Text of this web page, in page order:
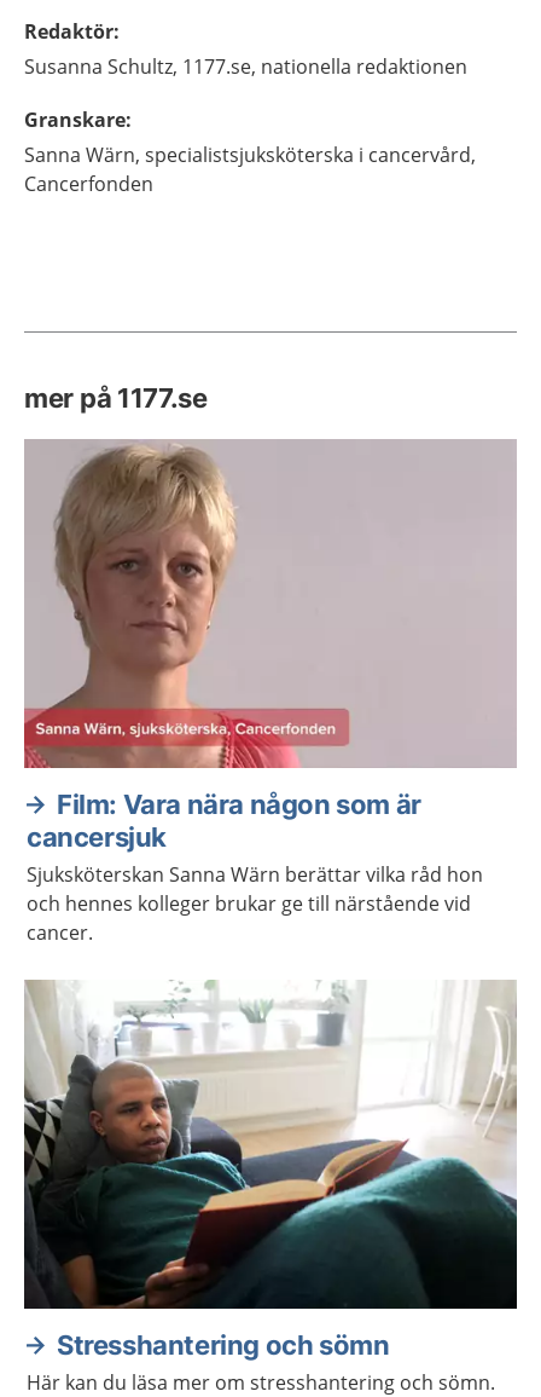
Redaktör:
Susanna Schultz, 1177.se, nationella redaktionen
Granskare:
Sanna Wärn, specialistsjuksköterska i cancervård,
Cancerfonden
mer på 1177.se
Film: Vara nära någon som är
cancersjuk
Sjuksköterskan Sanna Wärn berättar vilka råd hon
och hennes kolleger brukar ge till närstående vid
cancer.
Stresshantering och sömn
Här kan du läsa mer om stresshantering och sömn.